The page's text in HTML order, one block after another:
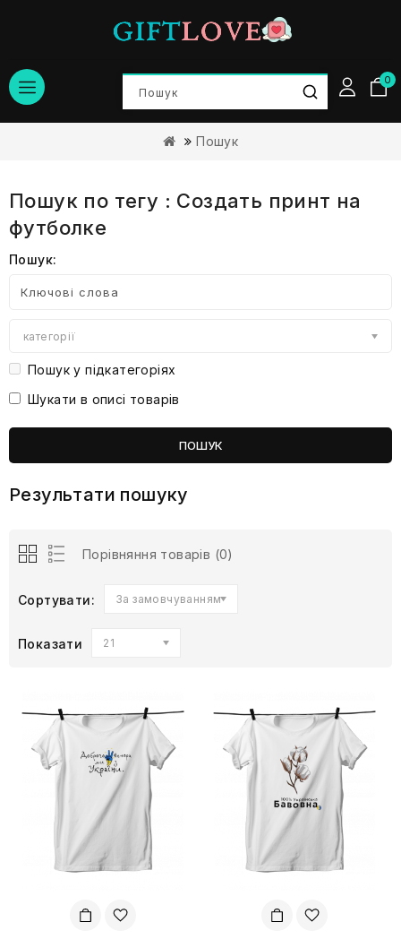
0
Пошук
Пошук по тегу : Создать принт на
футболке
Пошук:
категорії
Пошук у підкатегоріях
Шукати в описі товарів
Результати пошуку
Порівняння товарів (0)
Сортувати: За замовчуванням
Показати 21